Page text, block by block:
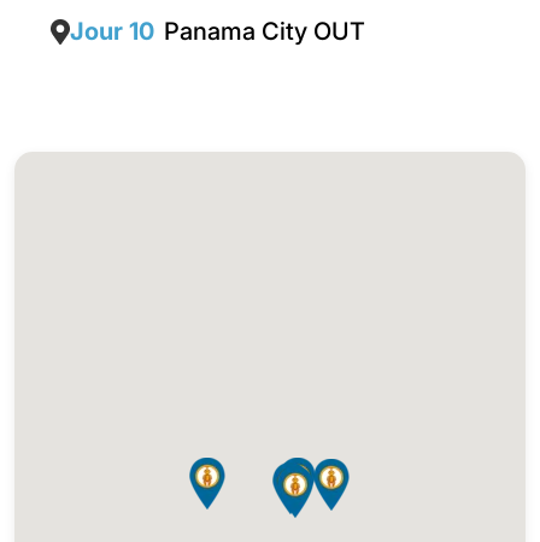
Jour 10 Panama City OUT